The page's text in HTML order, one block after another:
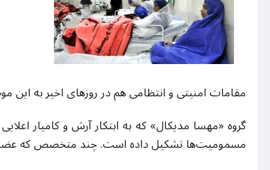
مقامات امنیتی و انتظامی هم در روزهای اخیر به این
گروه«مهسا مدیکال»که به ابتکار آرش و کامیار
مسمومیت‌ها تشکیل داده است. چند متخصص که عضو